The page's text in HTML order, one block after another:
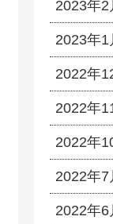
2023年2
2023年1
2022年
2022年
2022年
2022年7
2022年6